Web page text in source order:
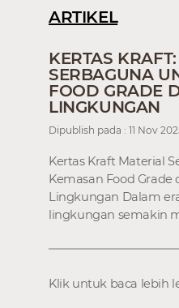
ARTIKEL
KERTAS
SERBAGUNA
FOOD GRADE
LINGKUNGAN
Dipublish pada : 11 Nov
Kertas Kraft Material
Kemasan Food Grade
Lingkungan Dalam
lingkungan semakin
Klik untuk baca lebih